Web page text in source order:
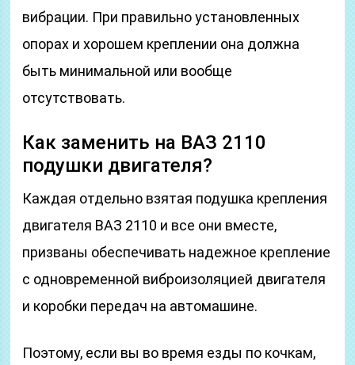
вибрации. При правильно установленных
опорах и хорошем креплении она должна
быть минимальной или вообще
отсутствовать.
Как заменить на ВАЗ 2110
подушки двигателя?
Каждая отдельно взятая подушка крепления
двигателя ВАЗ 2110 и все они вместе,
призваны обеспечивать надежное крепление
с одновременной виброизоляцией двигателя
и коробки передач на автомашине.
Поэтому, если вы во время езды по кочкам,